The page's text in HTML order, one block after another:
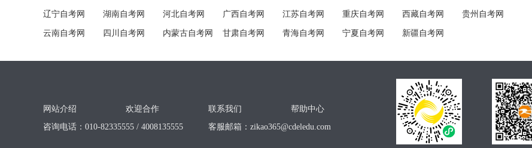
辽宁自考网 湖南自考网 河北自考网 广西自考网 江苏自考网 重庆自考网 西藏自考网 贵州自考网
云南自考网 四川自考网 内蒙古自考网 甘肃自考网 青海自考网 宁夏自考网 新疆自考网
网站介绍 欢迎合作 联系我们
帮助中心
咨询电话：010-82335555 / 4008135555
客服邮箱： zikao365@cdeledu.com